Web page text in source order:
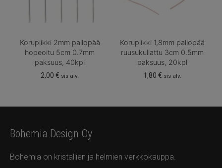
Korupiikki 2mm pallopää
hopeoitu 5cm 0.7mm
paksuus, 40kpl
2,00€ sis alv.
Korupiikki 1,8mm pallopää
ruusukullattu 3cm 0.5mm
paksuus, 20kpl
1,80 € sis alv.
Bohemia Design Oy
Bohemia on kristallien ja helmien verkkokauppa.